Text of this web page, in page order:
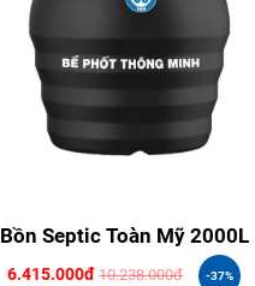
Bồn Septic Toàn Mỹ 2000L
6.415.000đ 10.238.000đ -37%